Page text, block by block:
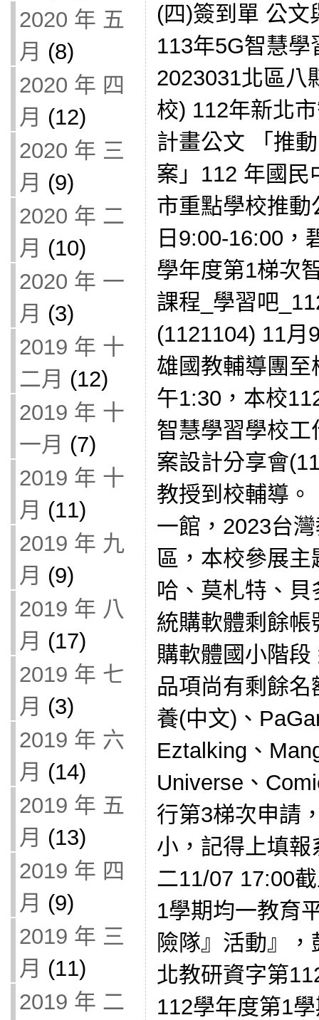
2020 年 五
月 (8)
2020 年 四
月 (12)
2020 年 三
月 (9)
2020 年 二
月 (10)
2020 年 一
月 (3)
2019 年 十
二月 (12)
2019 年 十
一月 (7)
2019 年 十
月 (11)
2019 年 九
月 (9)
2019 年 八
月 (17)
2019 年 七
月 (3)
2019 年 六
月 (14)
2019 年 五
月 (13)
2019 年 四
月 (9)
2019 年 三
月 (11)
2019 年 二
(四)簽到單 公文
113年5G智慧
2023031北區八
校) 112年新北
計畫公文 「推
案」112 年國民
市重點學校推
日9:00-16:00，
學年度第1梯次
課程_學習吧
(1121104) 11月
雄國教輔導團
午1:30，本校
智慧學習學校
案設計分享會
教授到校輔導
一館，2023台
區，本校參展
哈、莫札特、
統購軟體剩餘
購軟體國小階
品項尚有剩餘
養(中文)、
Eztalking、
Universe、
行第3梯次申請
小，記得上填
二11/07 17:00
1學期均一教育
險隊』活動』
北教研資字第
112學年度第1